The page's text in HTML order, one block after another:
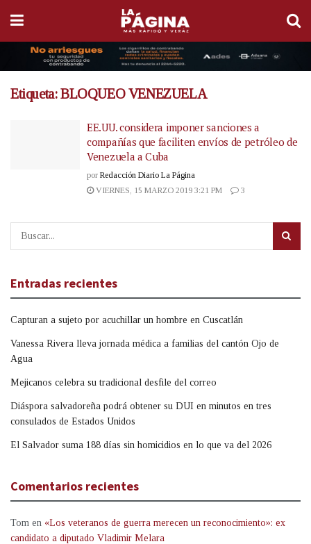
Etiqueta:BLOQUEO VENEZUELA
EE.UU. considera imponer sanciones a
compañías que faciliten envíos de petróleo de
Venezuela a Cuba
por Redacción Diario La Página
VIERNES, 15 MARZO 2019 3:21 PM
3
Entradas recientes
Capturan a sujeto por acuchillar un hombre en Cuscatlán
Vanessa Rivera lleva jornada médica a familias del cantón Ojo de
Agua
Mejicanos celebra su tradicional desfile del correo
Diáspora salvadoreña podrá obtener su DUI en minutos en tres
consulados de Estados Unidos
El Salvador suma 188 días sin homicidios en lo que va del 2026
Comentarios recientes
Tom en «Los veteranos de guerra merecen un reconocimiento»: ex
candidato a diputado Vladimir Melara